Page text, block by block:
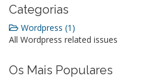
Categorias
Wordpress (1)
All Wordpress related issues
Os Mais Populares